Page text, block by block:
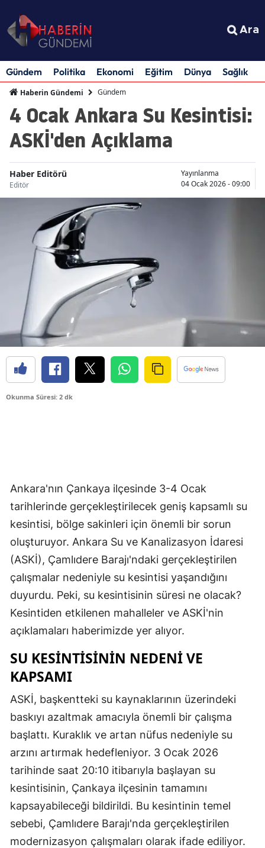
Ara
Gündem Politika Ekonomi Eğitim Dünya Sağlık
Haberin Gündemi Gündem
4 Ocak Ankara Su Kesintisi:
ASKİ'den Açıklama
Haber Editörü
Editör
Yayınlanma
04 Ocak 2026 - 09:00
Okunma Süresi: 2 dk
Ankara'nın Çankaya ilçesinde 3-4 Ocak
tarihlerinde gerçekleştirilecek geniş kapsamlı su
kesintisi, bölge sakinleri için önemli bir sorun
oluşturuyor. Ankara Su ve Kanalizasyon İdaresi
(ASKİ), Çamlıdere Barajı'ndaki gerçekleştirilen
çalışmalar nedeniyle su kesintisi yaşandığını
duyurdu. Peki, su kesintisinin süresi ne olacak?
Kesintiden etkilenen mahalleler ve ASKİ'nin
açıklamaları haberimizde yer alıyor.
SU KESINTISININ NEDENI VE
KAPSAMI
ASKİ, başkentteki su kaynaklarının üzerindeki
baskıyı azaltmak amacıyla önemli bir çalışma
başlattı. Kuraklık ve artan nüfus nedeniyle su
arzını artırmak hedefleniyor. 3 Ocak 2026
tarihinde saat 20:10 itibarıyla başlayan su
kesintisinin, Çankaya ilçesinin tamamını
kapsayabileceği bildirildi. Bu kesintinin temel
sebebi, Çamlıdere Barajı'nda gerçekleştirilen
modernizasyon çalışmaları olarak ifade ediliyor.